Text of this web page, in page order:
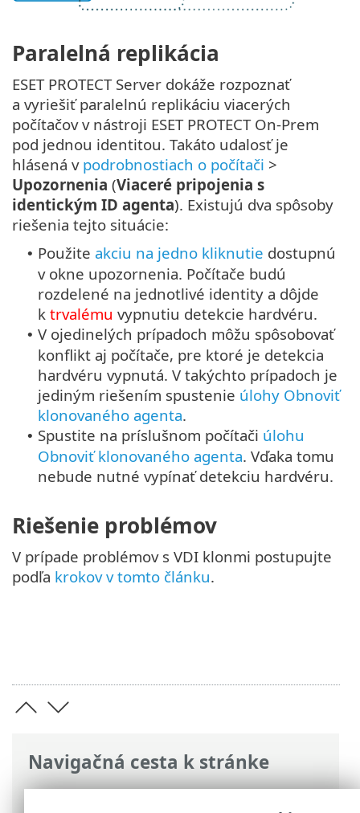
Navigačná cesta k stránke
ESET Online pomocník>ESET PROTECT
Paralelná replikácia
ESET PROTECT Server dokáže rozpoznať
a vyriešiť paralelnú replikáciu viacerých
počítačov v nástroji ESET PROTECT On-Prem
pod jednou identitou. Takáto udalosť je
hlásená v podrobnostiach o počítači >
Upozornenia (Viaceré pripojenia s
identickým ID agenta). Existujú dva spôsoby
riešenia tejto situácie:
• Použite akciu na jedno kliknutie dostupnú
v okne upozornenia. Počítače budú
rozdelené na jednotlivé identity a dôjde
k trvalému vypnutiu detekcie hardvéru.
• V ojedinelých prípadoch môžu spôsobovať
konflikt aj počítače, pre ktoré je detekcia
hardvéru vypnutá. V takýchto prípadoch je
jediným riešením spustenie úlohy Obnoviť
klonovaného agenta.
• Spustite na príslušnom počítači úlohu
Obnoviť klonovaného agenta. Vďaka tomu
nebude nutné vypínať detekciu hardvéru.
Riešenie problémov
V prípade problémov s VDI klonmi postupujte
podľa krokov v tomto článku.